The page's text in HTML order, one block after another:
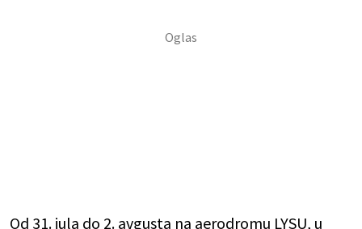
Od 31. jula do 2. avgusta na aerodromu LYSU, u